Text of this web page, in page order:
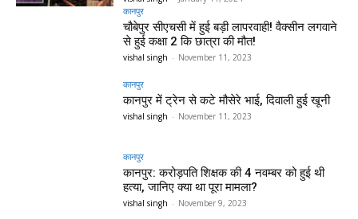
कानपुर
चौबेपुर सीएचसी में हुई बड़ी लापरवाही! वैक्सीन लगवाने
से हुई कक्षा 2 कि छात्रा की मौत!
vishal singh - November 11, 2023
कानपुर
कानपुर में ट्रेन से कटे मौसेरे भाई, दिवाली हुई खूनी
vishal singh - November 11, 2023
कानपुर
कानपुर: करोड़पति शिक्षक की 4 नवम्बर को हुई थी
हत्या, जानिए क्या था पूरा मामला?
vishal singh - November 9, 2023